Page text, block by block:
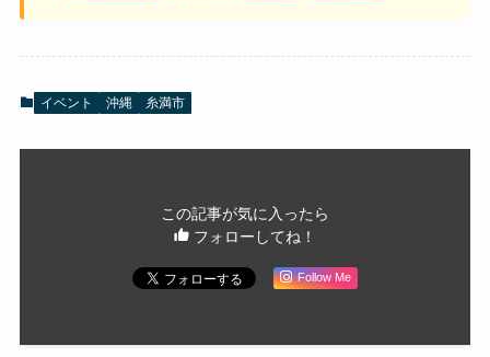
イベント 沖縄 糸満市
この記事が気に入ったら
フォローしてね！
Follow Me